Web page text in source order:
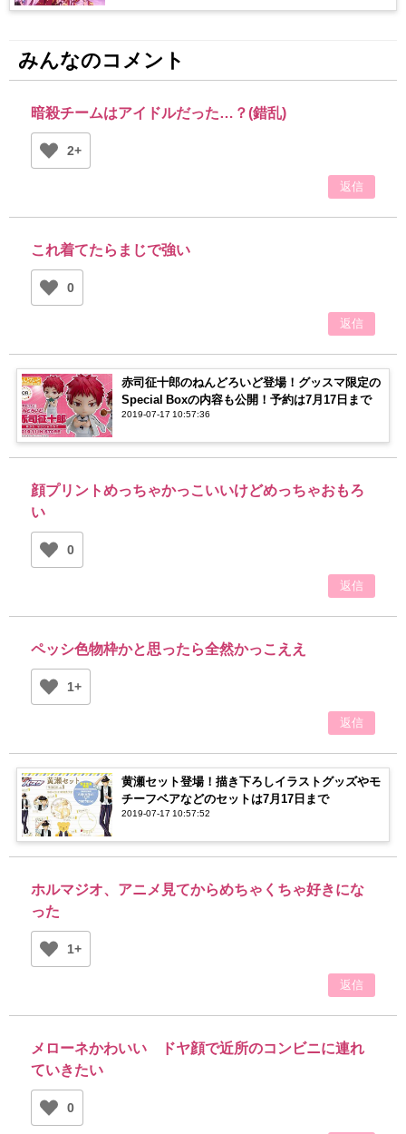
みんなのコメント
暗殺チームはアイドルだった…？(錯乱)
2+
返信
これ着てたらまじで強い
0
返信
赤司征十郎のねんどろいど登場！グッスマ限定の
Special Boxの内容も公開！予約は7月17日まで
2019-07-17 10:57:36
顔プリントめっちゃかっこいいけどめっちゃおもろ
い
0
返信
ペッシ色物枠かと思ったら全然かっこええ
1+
返信
黄瀬セット登場！描き下ろしイラストグッズやモ
チーフベアなどのセットは7月17日まで
2019-07-17 10:57:52
ホルマジオ、アニメ見てからめちゃくちゃ好きにな
った
1+
返信
メローネかわいい ドヤ顔で近所のコンビニに連れ
ていきたい
0